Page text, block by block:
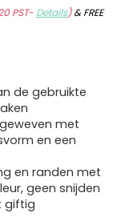
PST- Details)&FREE
de gebruikte
met
en een
en randen met
geen snijden
giftig